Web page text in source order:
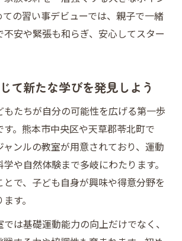
ビューで学びの幅が広がる理由
る習い事デビューの選び方
ビューを安心に導くポイント
でも安心な習い事デビュースタート
ぶ習い事デビューのチェックリス
ビューに適した環境の見極め方
合う習い事デビューの探し方
学ぶ習い事デビューの魅力
験教室で始める習い事デビュー
ての習い事デビューでは、親子で一緒
不安や緊張も和らぎ、安心してスター
て新たな学びを発見しよう
もたちが自分の可能性を広げる第一歩
す。熊本市中央区や天草郡苓北町で
ンルの教室が用意されており、運動
や自然体験まで多岐にわたります。
で、子ども自身が興味や得意分野を
す。
は基礎運動能力の向上だけでなく、